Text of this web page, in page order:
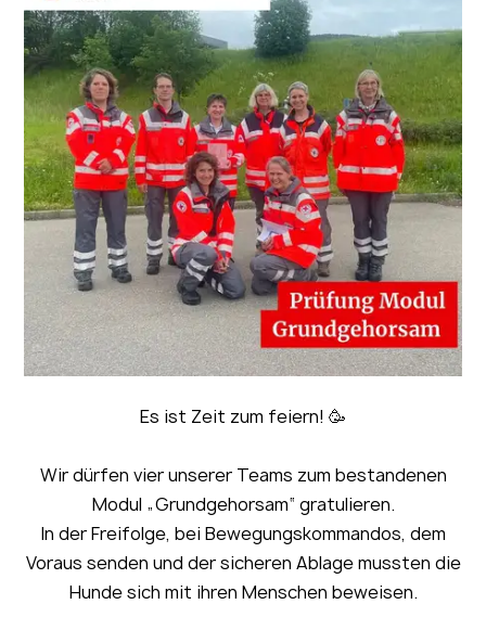
Es ist Zeit zum feiern! 🥳
Wir dürfen vier unserer Teams zum bestandenen
Modul „Grundgehorsam“ gratulieren.
In der Freifolge, bei Bewegungskommandos, dem
Voraus senden und der sicheren Ablage mussten die
Hunde sich mit ihren Menschen beweisen.